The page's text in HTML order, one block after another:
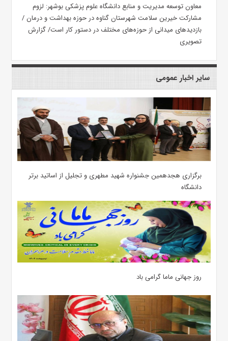
معاون توسعه مدیریت و منابع دانشگاه علوم پزشکی بوشهر: لزوم
مشارکت خیرین سلامت شهرستان گناوه در حوزه بهداشت و درمان /
بازدیدهای میدانی از حوزه‌های مختلف در دستور کار است/ گزارش
تصویری
سایر اخبار عمومی
برگزاری هجدهمین جشنواره شهید مطهری و تجلیل از اساتید برتر
دانشگاه
روز جهانی ماما گرامی باد